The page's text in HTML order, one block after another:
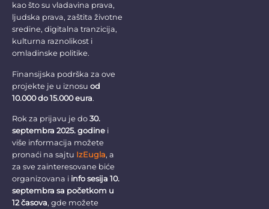
kao što su vladavina prava,
ljudska prava, zaštita životne
sredine, digitalna tranzicija,
kulturna raznolikost i
omladinske politike.
Finansijska podrška za ove
projekte je u iznosu od
10.000 do 15.000 eura.
Rok za prijavu je do 30.
septembra 2025. godine i
više informacija možete
pronaći na sajtu IzEugla, a
za sve zainteresovane biće
organizovana i info sesija 10.
septembra sa početkom u
12 časova, gde možete